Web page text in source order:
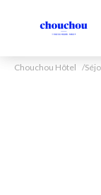
Chouchou Hôtel